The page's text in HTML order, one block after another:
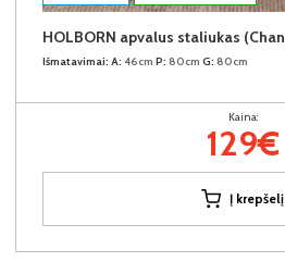
Išmatavimai: A: 46cm P: 80cm G: 80cm
Kaina:
129€
Į krepšelį